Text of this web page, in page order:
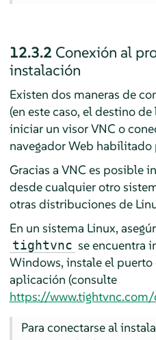
12.3.2 Conexión al
instalación
Existen dos maneras de
(en este caso, el destino
iniciar un visor VNC o
navegador Web habilitado
Gracias a VNC es posible
desde cualquier otro
otras distribuciones de
En un sistema Linux,
tightvnc se encuentra
Windows, instale el
aplicación (consulte
https://
Para conectarse al